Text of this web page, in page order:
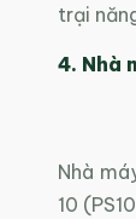
trại
4. Nhà
Nhà
10